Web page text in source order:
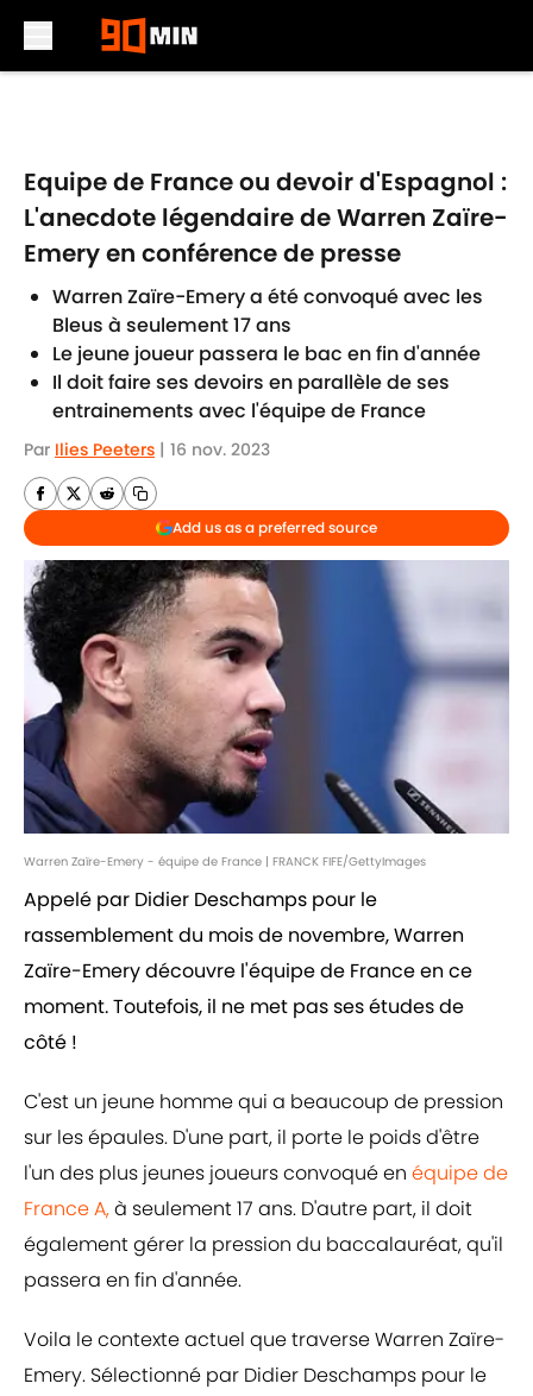
Equipe de France ou devoir d'Espagnol :
L'anecdote légendaire de Warren Zaïre-
Emery en conférence de presse
Warren Zaïre-Emery a été convoqué avec les
Bleus à seulement 17 ans
Le jeune joueur passera le bac en fin d'année
Il doit faire ses devoirs en parallèle de ses
entrainements avec l'équipe de France
Par Ilies Peeters | 16 nov. 2023
Add us as a preferred source
Warren Zaïre-Emery - équipe de France | FRANCK FIFE/GettyImages
Appelé par Didier Deschamps pour le
rassemblement du mois de novembre, Warren
Zaïre-Emery découvre l'équipe de France en ce
moment. Toutefois, il ne met pas ses études de
côté !
C'est un jeune homme qui a beaucoup de pression
sur les épaules. D'une part, il porte le poids d'être
l'un des plus jeunes joueurs convoqué en équipe de
France A,à seulement 17 ans. D'autre part, il doit
également gérer la pression du baccalauréat, qu'il
passera en fin d'année.
Voila le contexte actuel que traverse Warren Zaïre-
Emery. Sélectionné par Didier Deschamps pour le